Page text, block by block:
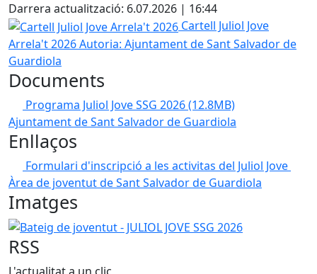
Darrera actualització: 6.07.2026 | 16:44
Cartell Juliol Jove Arrela't 2026
Cartell Juliol Jove
Arrela't 2026Autoria: Ajuntament de Sant Salvador de
Guardiola
Documents
Programa Juliol Jove SSG 2026(12.8MB)
Ajuntament de Sant Salvador de Guardiola
Enllaços
Formulari d'inscripció a les activitas del Juliol Jove
Àrea de joventut de Sant Salvador de Guardiola
Imatges
Bateig de joventut - JULIOL JOVE SSG 2026
RSS